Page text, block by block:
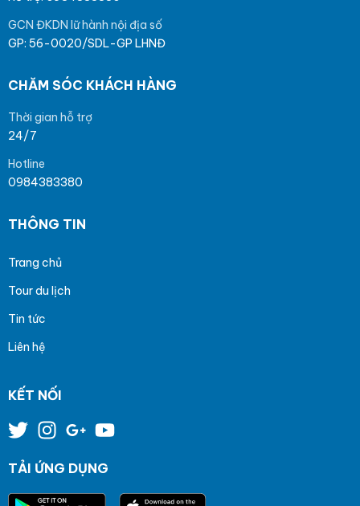
GCN ĐKDN lữ hành nội địa số
GP: 56-0020/SDL-GP LHNĐ
CHĂM SÓC KHÁCH HÀNG
Thời gian hỗ trợ
24/7
Hotline
0984383380
THÔNG TIN
Trang chủ
Tour du lịch
Tin tức
Liên hệ
KẾT NỐI
TẢI ỨNG DỤNG